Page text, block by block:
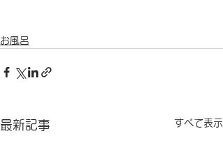
お風呂
最新記事 すべて表示